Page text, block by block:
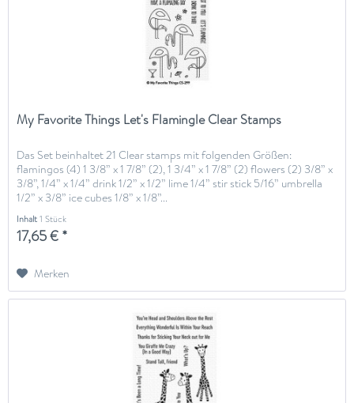
My Favorite Things Let's Flamingle Clear Stamps
Das Set beinhaltet 21 Clear stamps mit folgenden Größen:
flamingos (4) 1 3/8” x 1 7/8” (2), 1 3/4” x 1 7/8” (2) flowers (2) 3/8” x
3/8”, 1/4” x 1/4” drink 1/2” x 1/2” lime 1/4” stir stick 5/16” umbrella
1/2” x 3/8” ice cubes 1/8” x 1/8”...
Inhalt1 Stück
17,65 € *
Merken